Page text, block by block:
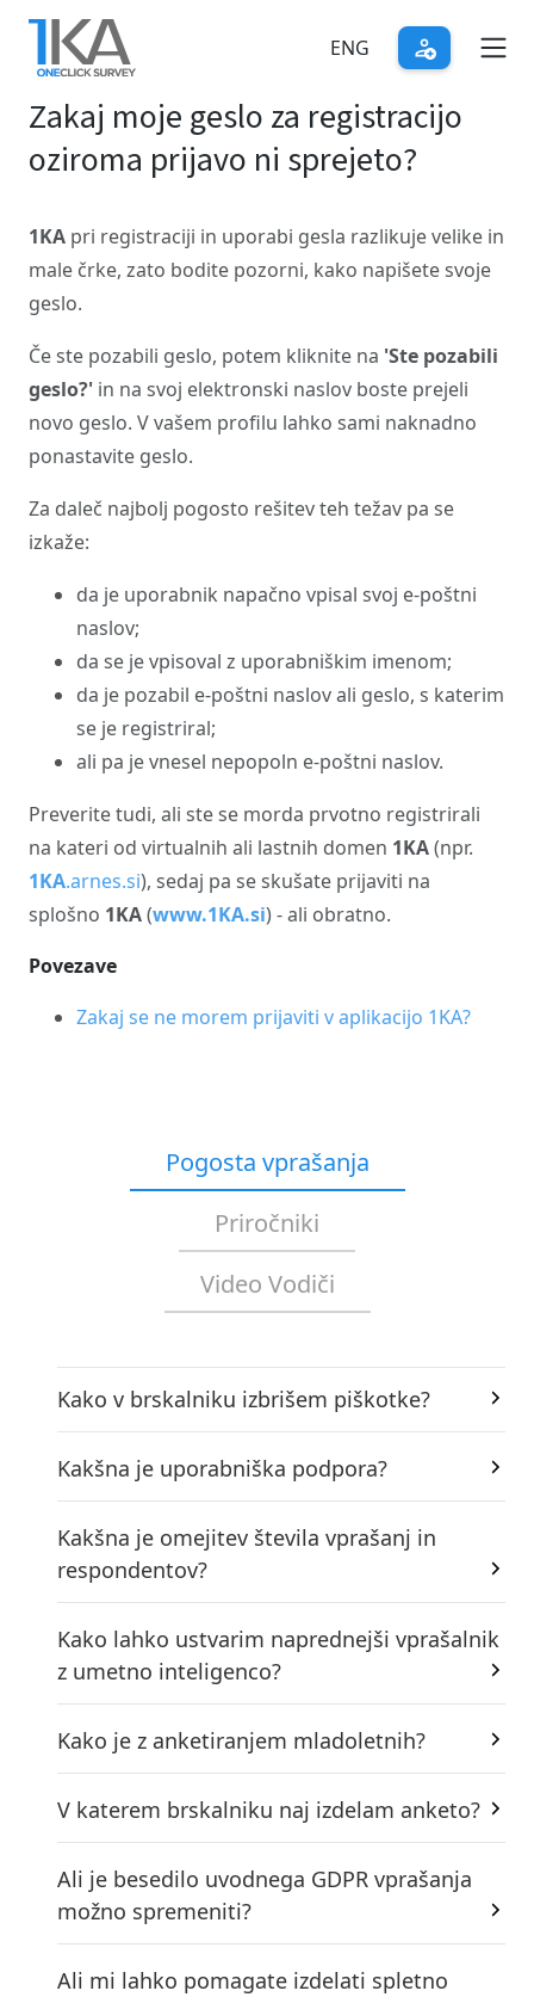
Skip
main
content
ENG
Zakaj moje geslo za registracijo
oziroma prijavo ni sprejeto?
1KA pri registraciji in uporabi gesla razlikuje velike in
male črke, zato bodite pozorni, kako napišete svoje
geslo.
Če ste pozabili geslo, potem kliknite na 'Ste pozabili
geslo?' in na svoj elektronski naslov boste prejeli
novo geslo. V vašem profilu lahko sami naknadno
ponastavite geslo.
Za daleč najbolj pogosto rešitev teh težav pa se
izkaže:
da je uporabnik napačno vpisal svoj e-poštni
naslov;
da se je vpisoval z uporabniškim imenom;
da je pozabil e-poštni naslov ali geslo, s katerim
se je registriral;
ali pa je vnesel nepopoln e-poštni naslov.
Preverite tudi, ali ste se morda prvotno registrirali
na kateri od virtualnih ali lastnih domen 1KA(npr.
1KA.arnes.si), sedaj pa se skušate prijaviti na
splošno 1KA(www.1KA.si) - ali obratno.
Povezave
Zakaj se ne morem prijaviti v aplikacijo 1KA?
Pogosta vprašanja
Priročniki
Video Vodiči
Kako v brskalniku izbrišem piškotke?
Kakšna je uporabniška podpora?
Kakšna je omejitev števila vprašanj in
respondentov?
Kako lahko ustvarim naprednejši vprašalnik
z umetno inteligenco?
Kako je z anketiranjem mladoletnih?
V katerem brskalniku naj izdelam anketo?
Ali je besedilo uvodnega GDPR vprašanja
možno spremeniti?
Ali mi lahko pomagate izdelati spletno